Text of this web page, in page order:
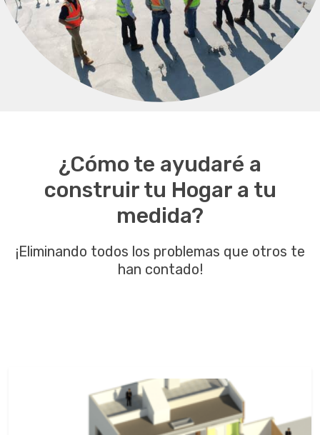
¿Cómo te ayudaré a
construir tu Hogar a tu
medida?
¡Eliminando todos los problemas que otros te
han contado!